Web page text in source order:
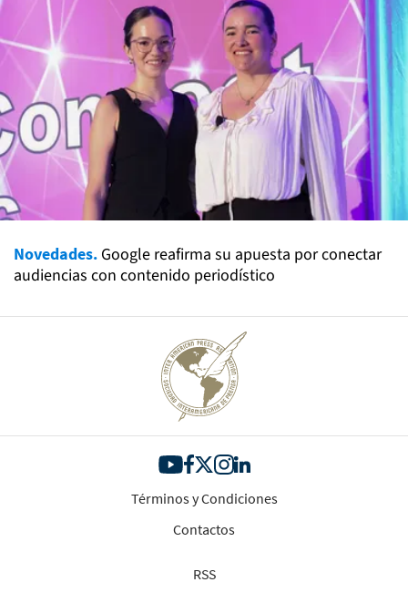
Novedades. Google reafirma su apuesta por conectar
audiencias con contenido periodístico
Términos y Condiciones
Contactos
RSS